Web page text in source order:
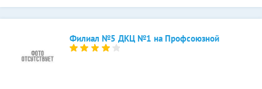
Филиал №5 ДКЦ №1 на Профсоюзной